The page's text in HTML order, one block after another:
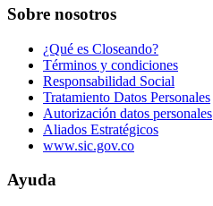
Sobre nosotros
¿Qué es Closeando?
Términos y condiciones
Responsabilidad Social
Tratamiento Datos Personales
Autorización datos personales
Aliados Estratégicos
www.sic.gov.co
Ayuda